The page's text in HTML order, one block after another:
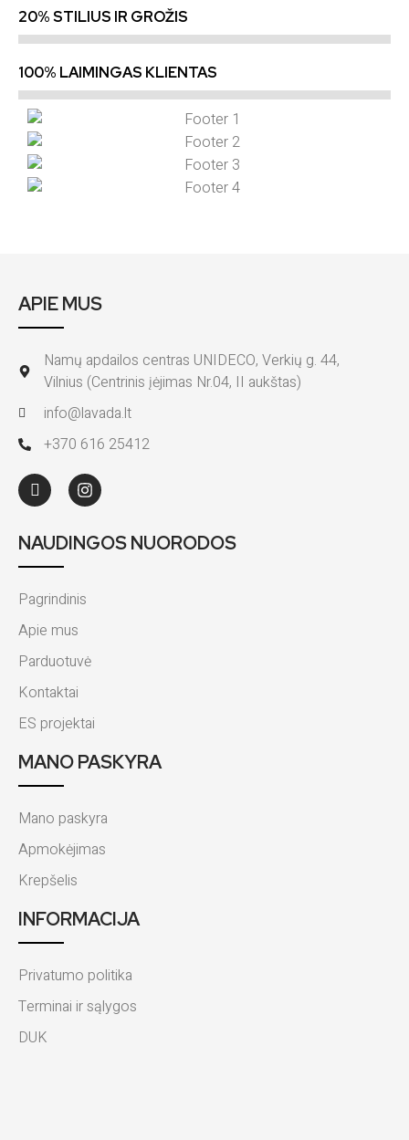
20% STILIUS IR GROŽIS
100% LAIMINGAS KLIENTAS
APIE MUS
Namų apdailos centras UNIDECO, Verkių g. 44,
Vilnius (Centrinis įėjimas Nr.04, II aukštas)
info@lavada.lt
+370 616 25412
NAUDINGOS NUORODOS
Pagrindinis
Apie mus
Parduotuvė
Kontaktai
ES projektai
MANO PASKYRA
Mano paskyra
Apmokėjimas
Krepšelis
INFORMACIJA
Privatumo politika
Terminai ir sąlygos
DUK